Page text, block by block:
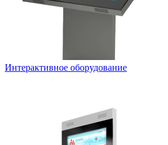
Интерактивное оборудование